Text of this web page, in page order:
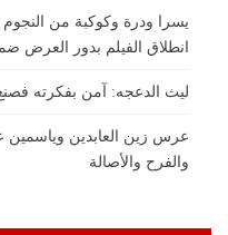
انطلاق الفيلم بدور العرض
ليث الدعجه: آمن بفكرته
عرس زين العابدين وياسمين
والفرح والأصالة